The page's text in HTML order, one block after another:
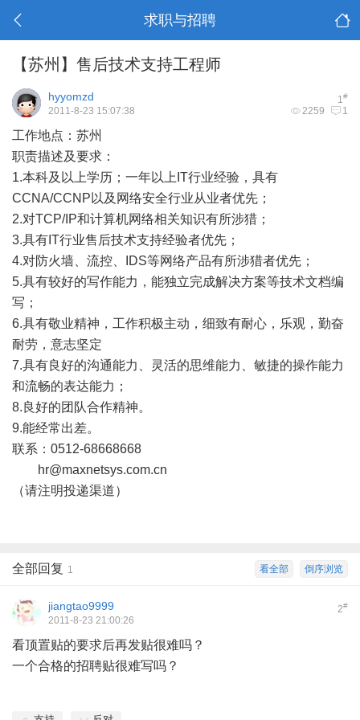
求职与招聘
【苏州】售后技术支持工程师
1#
hyyomzd
2259 1
2011-8-23 15:07:38
工作地点：苏州
职责描述及要求：
1.本科及以上学历；一年以上IT行业经验，具有
CCNA/CCNP以及网络安全行业从业者优先；
2.对TCP/IP和计算机网络相关知识有所涉猎；
3.具有IT行业售后技术支持经验者优先；
4.对防火墙、流控、IDS等网络产品有所涉猎者优先；
5.具有较好的写作能力，能独立完成解决方案等技术文档编
写；
6.具有敬业精神，工作积极主动，细致有耐心，乐观，勤奋
耐劳，意志坚定
7.具有良好的沟通能力、灵活的思维能力、敏捷的操作能力
和流畅的表达能力；
8.良好的团队合作精神。
9.能经常出差。
联系：0512-68668668
hr@maxnetsys.com.cn
（请注明投递渠道）
倒序浏览
看全部
全部回复 1
2#
jiangtao9999
2011-8-23 21:00:26
看顶置贴的要求后再发贴很难吗？
一个合格的招聘贴很难写吗？